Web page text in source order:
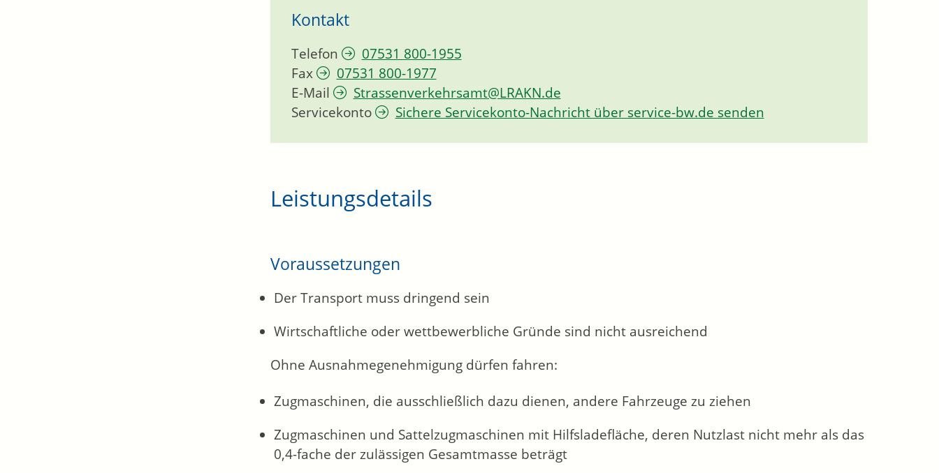
Kontakt
Telefon
07531 800-1955
Fax
07531 800-1977
E-Mail
Strassenverkehrsamt@LRAKN.de
Servicekonto
Sichere Servicekonto-Nachricht über service-bw.de senden
Leistungsdetails
Voraussetzungen
Der Transport muss dringend sein
Wirtschaftliche oder wettbewerbliche Gründe sind nicht ausreichend
Ohne Ausnahmegenehmigung dürfen fahren:
Zugmaschinen, die ausschließlich dazu dienen, andere Fahrzeuge zu ziehen
Zugmaschinen und Sattelzugmaschinen mit Hilfsladefläche, deren Nutzlast nicht mehr als das
0,4-fache der zulässigen Gesamtmasse beträgt